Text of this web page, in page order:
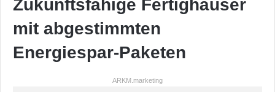
Zukunftsfähige Fertighäuser
mit abgestimmten
Energiespar-Paketen
ARKM.marketing